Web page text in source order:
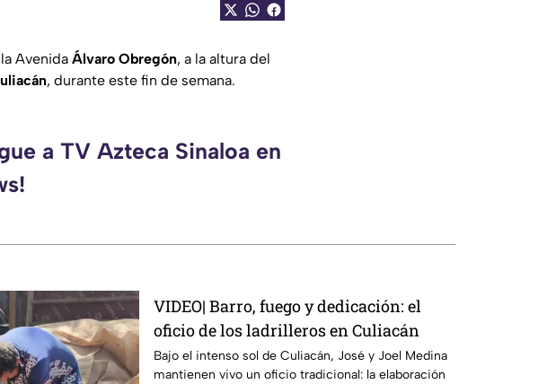
Avenida Álvaro Obregón, a la altura del
, durante este fin de semana.
a TV Azteca Sinaloa en
VIDEO| Barro, fuego y dedicación: el
oficio de los ladrilleros en Culiacán
Bajo el intenso sol de Culiacán, José y Joel Medina
mantienen vivo un oficio tradicional: la elaboración